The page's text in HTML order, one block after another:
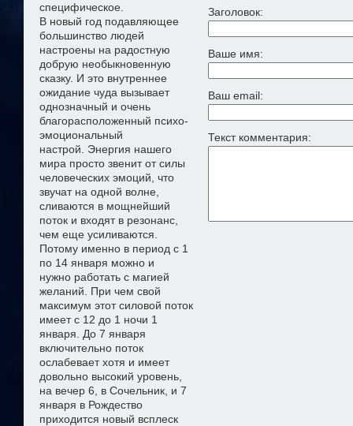
специфическое.
В новый год подавляющее
большинство людей
настроены на радостную
добрую необыкновенную
сказку. И это внутреннее
ожидание чуда вызывает
однозначный и очень
благорасположенный психо-
эмоциональный
настрой
Энергия нашего
мира просто звенит от силы
человеческих эмоций, что
звучат на одной волне,
сливаются в мощнейший
поток и входят в резонанс,
чем еще усиливаются.
Потому именно в период с 1
по 14 января можно и
нужно работать с магией
желаний . При чем свой
максимум этот силовой поток
имеет с 12 до 1 ночи 1
января. До 7 января
включительно поток
ослабевает хотя и имеет
довольно высокий уровень,
на вечер 6, в Сочельник, и 7
января в Рождество
приходится новый всплеск
Заголовок:
Ваше имя:
Ваш email:
Текст комментария: